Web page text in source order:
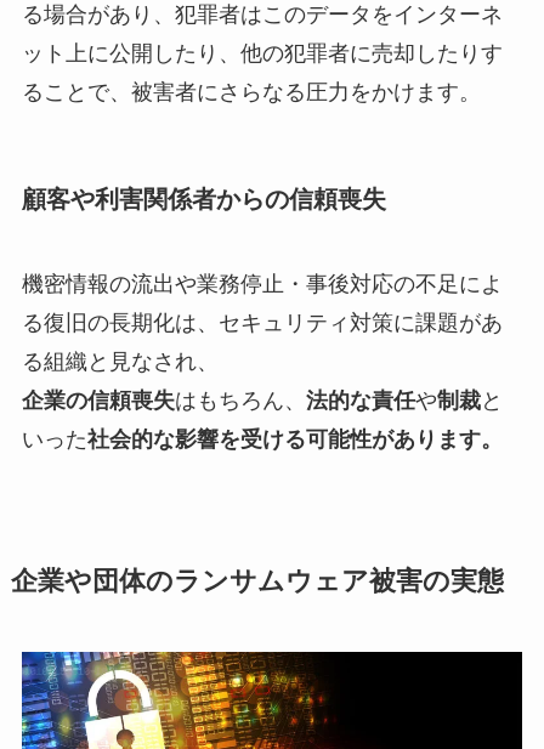
る場合があり、犯罪者はこのデータをインターネ
ット上に公開したり、他の犯罪者に売却したりす
ることで、被害者にさらなる圧力をかけます。
顧客や利害関係者からの信頼喪失
機密情報の流出や業務停止・事後対応の不足によ
る復旧の長期化は、セキュリティ対策に課題があ
る組織と見なされ、
企業の信頼喪失はもちろん、 法的な責任や制裁と
いった社会的な影響を受ける可能性があります。
企業や団体のランサムウェア被害の実態